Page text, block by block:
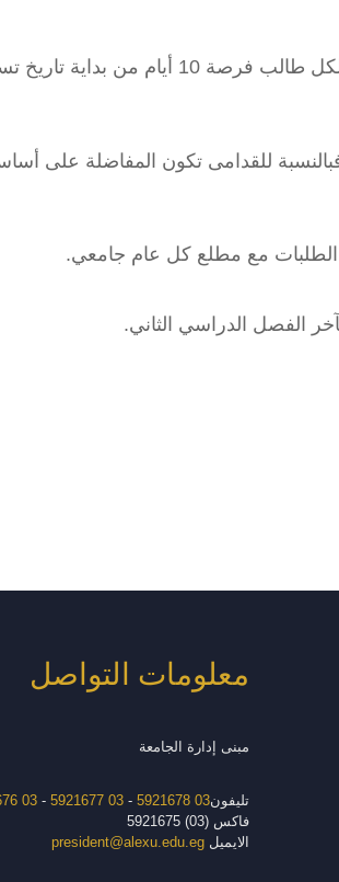
- يعلن عن نتيجة القبول قبل بداية الدراسة بوقت
فبالنسبة للقدامى تكون المفاضلة على
مع مطلع كل عام جامعي.
الفصل الدراسي الثاني.
معلومات التواصل
مبنى إدارة الجامعة
تليفون03 5921678
-
03 5921677
-
03 5921676
فاكس (03) 5921675
الايميل president@alexu.edu.eg